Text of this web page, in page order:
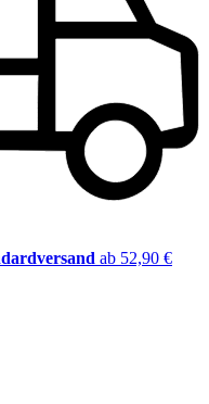
ab 52,90 €